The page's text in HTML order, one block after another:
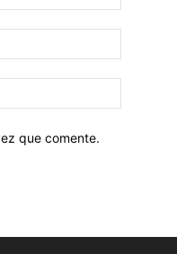
web:
que comente.